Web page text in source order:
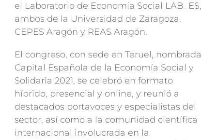
el Laboratorio de Economía Social LAB_ES,
ambos de la Universidad de Zaragoza,
CEPES Aragón y REAS Aragón.
El congreso, con sede en Teruel, nombrada
Capital Española de la Economía Social y
Solidaria 2021, se celebró en formato
híbrido, presencial y online, y reunió a
destacados portavoces y especialistas del
sector, así como a la comunidad científica
internacional involucrada en la